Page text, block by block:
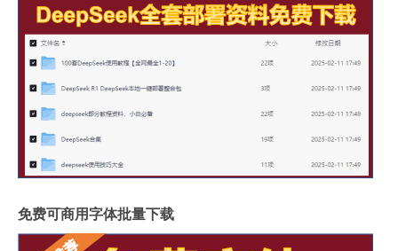
免费可商用字体批量下载